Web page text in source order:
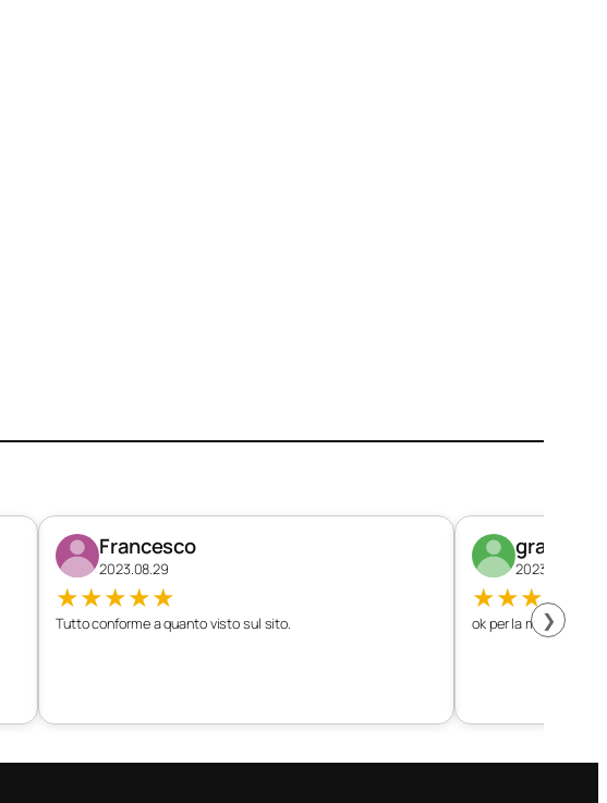
Francesco
2023.08.29
★★★★★
Tutto conforme a quanto visto sul sito.
graziano
2023.08.26
★★★★
ok per la mia vettura
❯